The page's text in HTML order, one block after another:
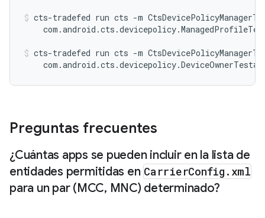
cts-tradefed run cts -m
cts-tradefed run cts -m
Preguntas frecuentes
¿Cuántas apps se pueden incluir en la lista de
entidades permitidas en CarrierConfig . xml
para un par (MCC, MNC) determinado?